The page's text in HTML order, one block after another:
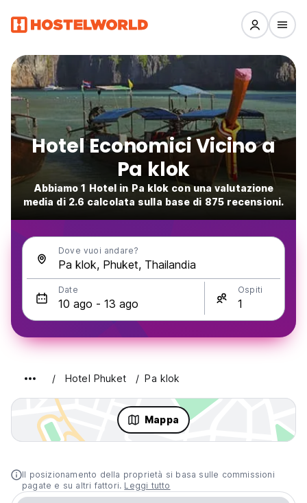
Hotel Economici Vicino a
Pa klok
Abbiamo 1 Hotel in Pa klok con una valutazione
media di 2.6 calcolata sulla base di 875 recensioni.
Dove vuoi andare?
Date Ospiti
Hotel Phuket Pa klok
Mappa
Il posizionamento della proprietà si basa sulle commissioni
pagate e su altri fattori. Leggi tutto